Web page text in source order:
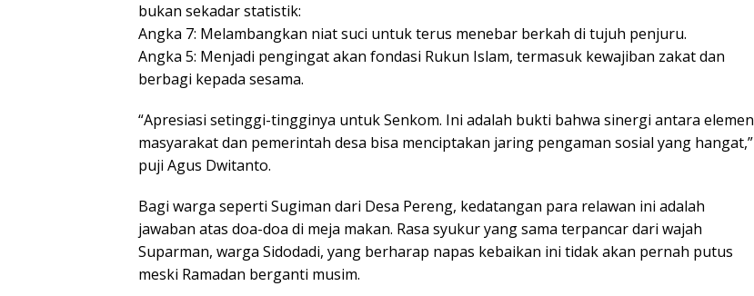
bukan sekadar statistik:
Angka 7: Melambangkan niat suci untuk terus menebar berkah di tujuh penjuru.
Angka 5: Menjadi pengingat akan fondasi Rukun Islam, termasuk kewajiban zakat dan
berbagi kepada sesama.
“Apresiasi setinggi-tingginya untuk Senkom. Ini adalah bukti bahwa sinergi antara elemen
masyarakat dan pemerintah desa bisa menciptakan jaring pengaman sosial yang hangat,”
puji Agus Dwitanto.
Bagi warga seperti Sugiman dari Desa Pereng, kedatangan para relawan ini adalah
jawaban atas doa-doa di meja makan. Rasa syukur yang sama terpancar dari wajah
Suparman, warga Sidodadi, yang berharap napas kebaikan ini tidak akan pernah putus
meski Ramadan berganti musim.